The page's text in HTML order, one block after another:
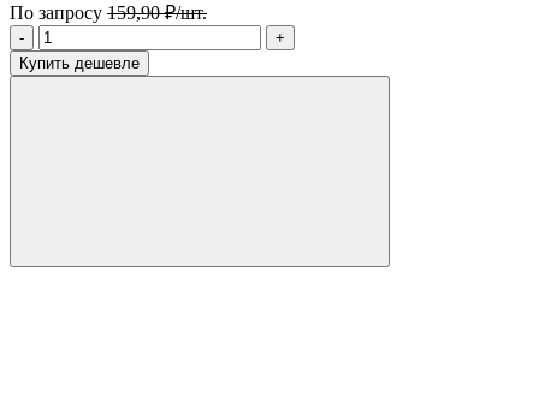
По запросу 159,90 ₽/шт.
-
+
Купить дешевле